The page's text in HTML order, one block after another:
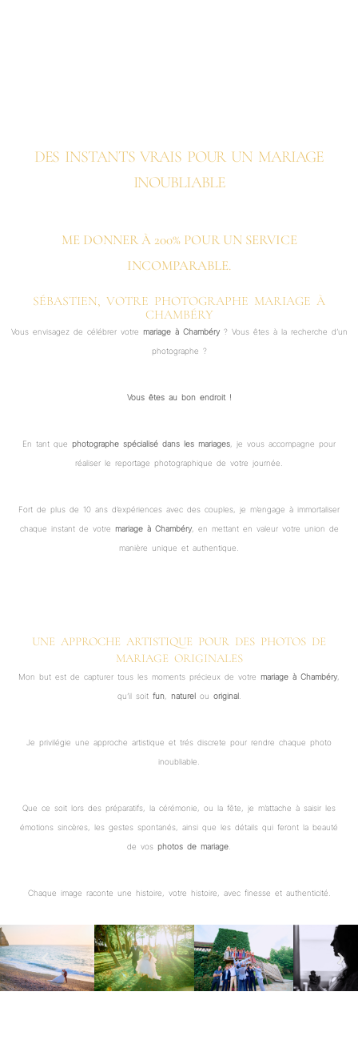
DES INSTANTS VRAIS POUR UN MARIAGE
INOUBLIABLE
ME DONNER À 200% POUR UN SERVICE
INCOMPARABLE.
SÉBASTIEN, VOTRE PHOTOGRAPHE MARIAGE À
CHAMBÉRY
Vous envisagez de célébrer votre mariage à Chambéry? Vous êtes à la recherche d’un
photographe ?
Vous êtes au bon endroit !
En tant que photographe spécialisé dans les mariages , je vous accompagne pour
réaliser le reportage photographique de votre journée.
Fort de plus de 10 ans d’expériences avec des couples, je m’engage à immortaliser
chaque instant de votre mariageà Chambéry, en mettant en valeur votre union de
manière unique et authentique.
UNE APPROCHE ARTISTIQUE POUR DES PHOTOS DE
MARIAGE ORIGINALES
Mon but est de capturer tous les moments précieux de votre mariage à Chambéry
qu’il soit fun, naturelou original.
Je privilégie une approche artistique et trés discrete pour rendre chaque photo
inoubliable.
Que ce soit lors des préparatifs, la cérémonie, ou la fête, je m’attache à saisir les
émotions sincères, les gestes spontanés, ainsi que les détails qui feront la beauté
de vos photos de mariage
Chaque image raconte une histoire, votre histoire, avec finesse et authenticité.